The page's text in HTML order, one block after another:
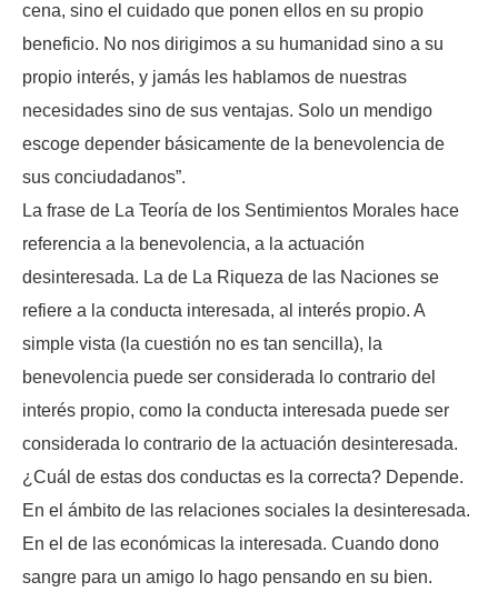
cena, sino el cuidado que ponen ellos en su propio
beneficio. No nos dirigimos a su humanidad sino a su
propio interés, y jamás les hablamos de nuestras
necesidades sino de sus ventajas. Solo un mendigo
escoge depender básicamente de la benevolencia de
sus conciudadanos”.
La frase de La Teoría de los Sentimientos Morales hace
referencia a la benevolencia, a la actuación
desinteresada. La de La Riqueza de las Naciones se
refiere a la conducta interesada, al interés propio. A
simple vista (la cuestión no es tan sencilla), la
benevolencia puede ser considerada lo contrario del
interés propio, como la conducta interesada puede ser
considerada lo contrario de la actuación desinteresada.
¿Cuál de estas dos conductas es la correcta? Depende.
En el ámbito de las relaciones sociales la desinteresada.
En el de las económicas la interesada. Cuando dono
sangre para un amigo lo hago pensando en su bien.